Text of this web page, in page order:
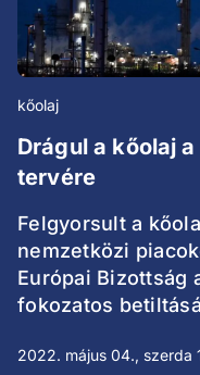
kőolaj
Drágul a kőolaj
tervére
Felgyorsult a
nemzetközi
Európai Bizottság
fokozatos
2022. május 04., szerda